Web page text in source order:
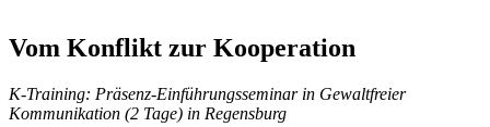
Vom Konflikt zur Kooperation
K-Training: Präsenz-Einführungsseminar in Gewaltfreier
Kommunikation (2 Tage) in Regensburg